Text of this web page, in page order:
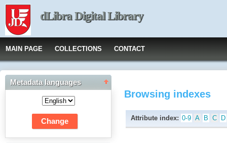
dLibra Digital Library
MAIN PAGE COLLECTIONS CONTACT
Metadata languages
Browsing indexes
Attribute index: 0-9 A B C D